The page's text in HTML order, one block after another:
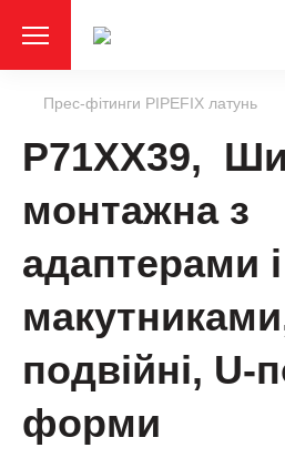
Прес-фітинги PIPEFIX латунь
P71XX39,
монтажна з
адаптерами
подвійні, U-
форми